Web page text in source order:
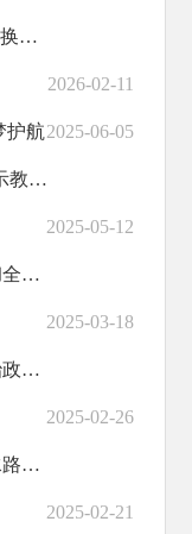
射阳县交通运输局开展“沉浸式”换位体验 精准破解政务服务堵点难点
2026-02-11
护航2025-06-05
射阳县交通运输局开展“510”警示教育活动
2025-05-12
县交通运输局召开传达学习贯彻全国两会精神会议
2025-03-18
射阳县交通运输局2024年度法治政府建设情况报告
2025-02-26
射阳县交通运输局积极清理溢水路段，提高群众出行满意度
2025-02-21